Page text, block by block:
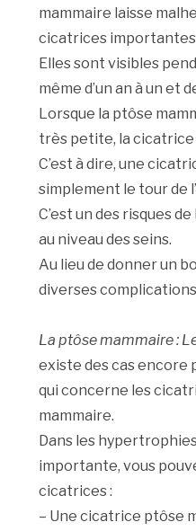
mammaire laisse
cicatrices
Elles sont visibles
même d’un an à un et
Lorsque la ptôse
très petite, la
C’est à dire, une
simplement le tour de
C’est un des risques
au niveau des seins.
Au lieu de donner un
diverses
La ptôse mammaire :
existe des cas encore
qui concerne les
mammaire.
Dans les
importante, vous
cicatrices :
– Une cicatrice ptôse